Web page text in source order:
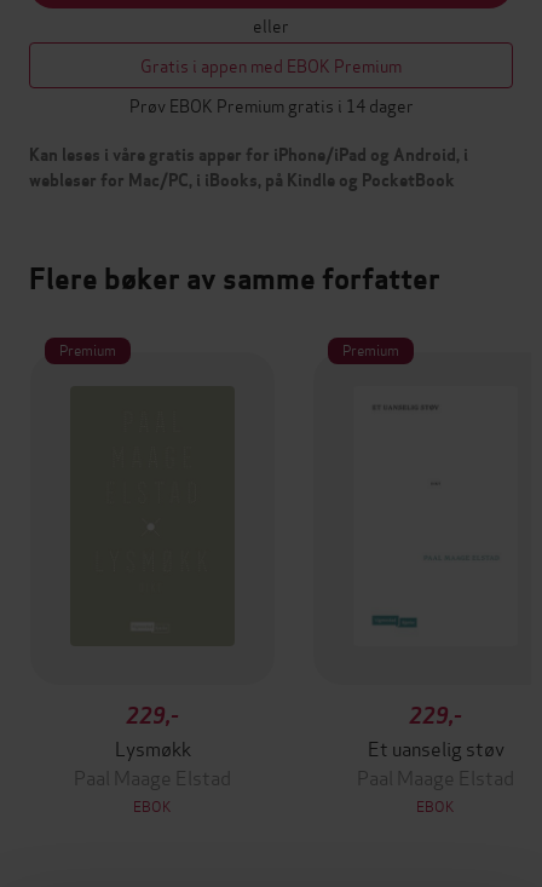
eller
Gratis i appen med EBOK Premium
Prøv EBOK Premium gratis i 14 dager
Kan leses i våre gratis apper for iPhone/iPad og Android, i
webleser for Mac/PC, i iBooks, på Kindle og PocketBook
Flere bøker av samme forfatter
Premium
229,-
Lysmøkk
Paal Maage Elstad
EBOK
Premium
229,-
Et uanselig støv
Paal Maage Elstad
EBOK